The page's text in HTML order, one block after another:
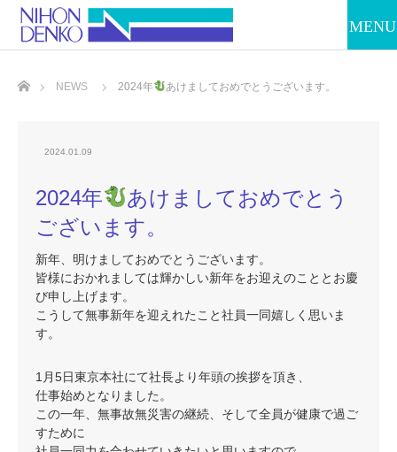
NEWS
2024年 あけましておめでとうございます。
2024.01.09
2024年
あけましておめでとう
ございます。
新年、明けましておめでとうございます。
皆様におかれましては輝かしい新年をお迎えのこととお慶
び申し上げます。
こうして無事新年を迎えれたこと社員一同嬉しく思いま
す。
1月5日東京本社にて社長より年頭の挨拶を頂き、
仕事始めとなりました。
この一年、無事故無災害の継続、そして全員が健康で過ご
すために